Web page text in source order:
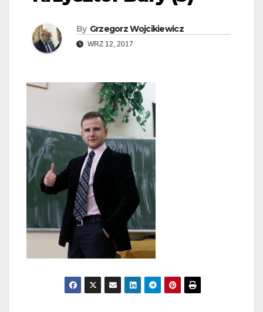
By Grzegorz Wojcikiewicz
WRZ 12, 2017